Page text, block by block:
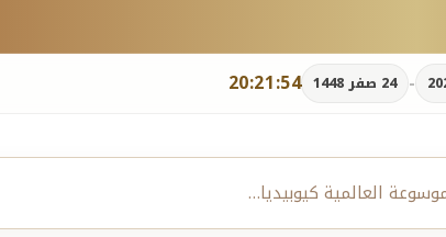
20:21:54 - 24 صفر 1448